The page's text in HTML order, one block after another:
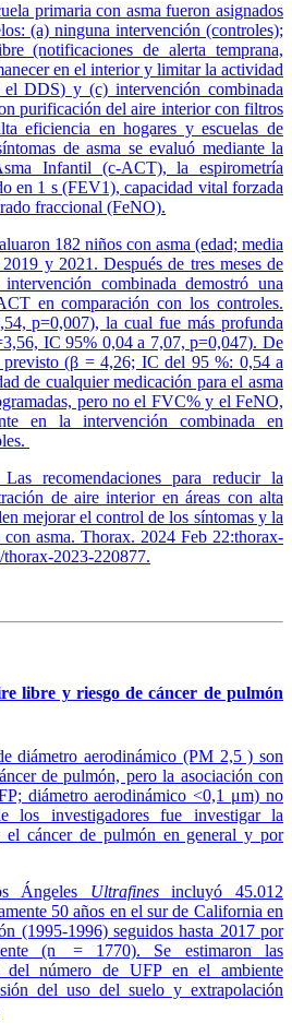
primaria con asma fueron asignados
(a) ninguna intervención (controles);
(notificaciones de alerta temprana,
en el interior y limitar la actividad
DDS) y (c) intervención combinada
purificación del aire interior con filtros
eficiencia en hogares y escuelas de
de asma se evaluó mediante la
Infantil (c-ACT), la espirometría
en 1 s (FEV1), capacidad vital forzada
fraccional (FeNO).
182 niños con asma (edad; media
y 2021. Después de tres meses de
combinada demostró una
en comparación con los controles.
p=0,007), la cual fue más profunda
IC 95% 0,04 a 7,07, p=0,047). De
(β = 4,26; IC del 95 %: 0,54 a
de cualquier medicación para el asma
pero no el FVC% y el FeNO,
en la intervención combinada en
recomendaciones para reducir la
de aire interior en áreas con alta
mejorar el control de los síntomas y la
asma. Thorax. 2024 Feb 22:thorax-
2023-220877.
libre y riesgo de cáncer de pulmón
diámetro aerodinámico (PM 2,5 ) son
de pulmón, pero la asociación con
diámetro aerodinámico <0,1 μm) no
los investigadores fue investigar la
el cáncer de pulmón en general y por
Ángeles Ultrafinesincluyó 45.012
50 años en el sur de California en
(1995-1996) seguidos hasta 2017 por
(n = 1770). Se estimaron las
del número de UFP en el ambiente
del uso del suelo y extrapolación